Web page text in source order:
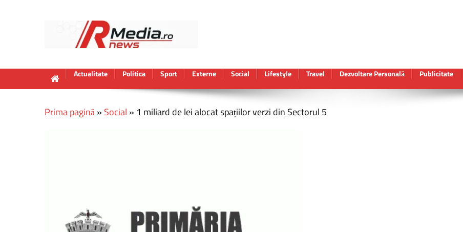
Actualitate Politica Sport Externe Social Lifestyle Travel Dezvoltare Personală Publicitate
Prima pagină» Social » 1 miliard de lei alocat spațiilor verzi din Sectorul 5